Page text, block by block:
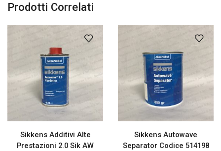
Prodotti Correlati
Sikkens Additivi Alte
Prestazioni 2.0 Sik AW
Sikkens Autowave
Separator Codice 514198